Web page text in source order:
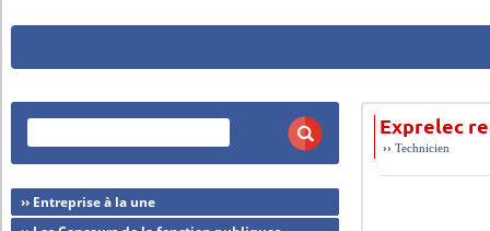
Exprelec
››Technicien
›› Entreprise à la une